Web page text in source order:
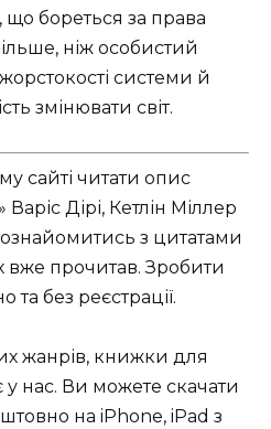
бореться за права
ніж особистий
системи й
змінювати світ.
сайті читати опис
Варіс Дірі, Кетлін Міллер
з цитатами
вже прочитав. Зробити
без реєстрації.
жанрів, книжки для
нас. Ви можете скачати
на iPhone, iPad з